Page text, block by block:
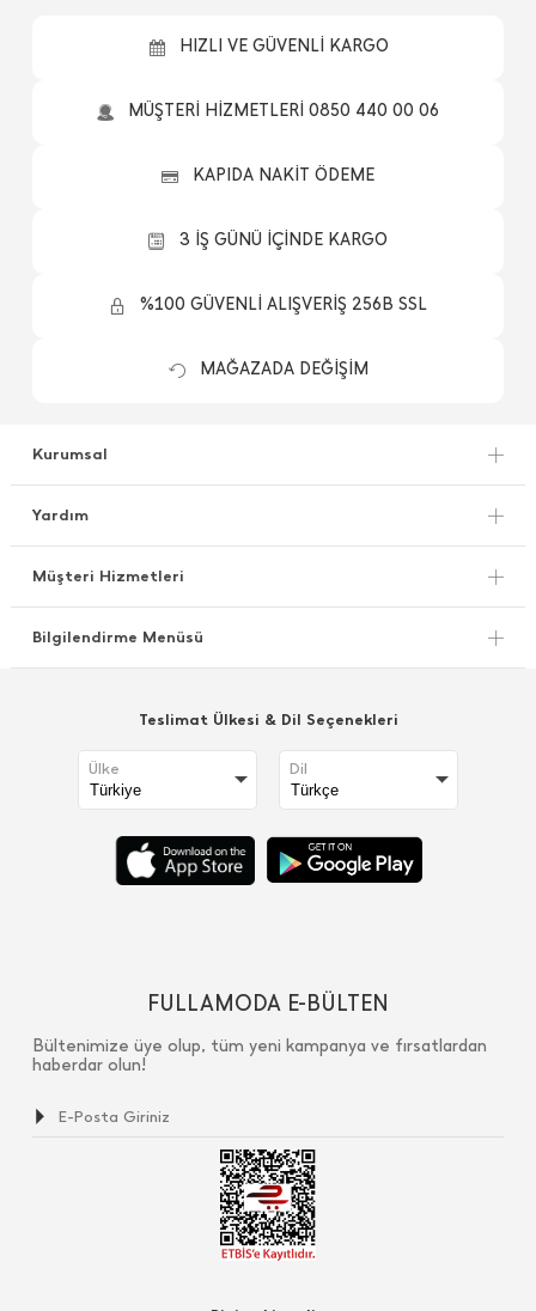
HIZLI VE GÜVENLİ KARGO
MÜŞTERİ HİZMETLERİ 0850 440 00 06
KAPIDA NAKİT ÖDEME
3 İŞ GÜNÜ İÇİNDE KARGO
%100 GÜVENLİ ALIŞVERİŞ 256B SSL
MAĞAZADA DEĞİŞİM
Kurumsal
Yardım
Müşteri Hizmetleri
Bilgilendirme Menüsü
Teslimat Ülkesi & Dil Seçenekleri
Ülke Dil
FULLAMODA E-BÜLTEN
Bültenimize üye olup, tüm yeni kampanya ve fırsatlardan
haberdar olun!